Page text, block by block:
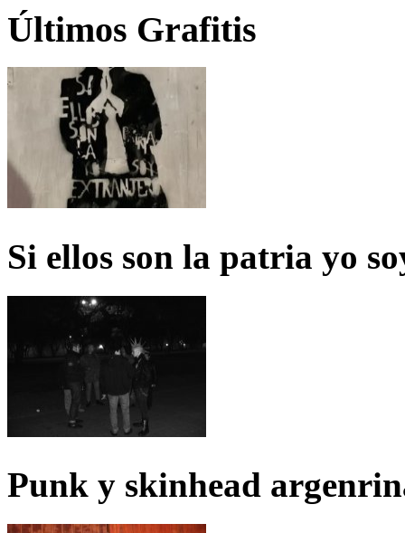
Últimos Grafitis
Si ellos son la patria yo
Punk y skinhead